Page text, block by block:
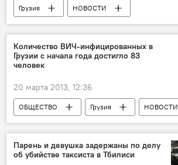
Грузия НОВОСТИ
Количество ВИЧ-инфицированных в
Грузии с начала года достигло 83
человек
20 марта 2013, 12:36
ОБЩЕСТВО Грузия НОВОСТИ
Парень и девушка задержаны по делу
об убийстве таксиста в Тбилиси